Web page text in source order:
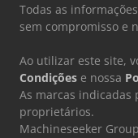
Todas as
sem compromisso e
Ao utilizar este site,
Condições e nossa
As marcas indicadas
proprietários.
Machineseeker